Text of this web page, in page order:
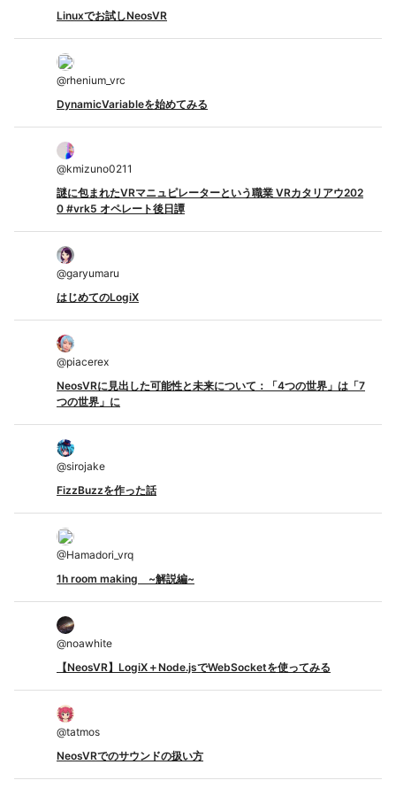
Linuxでお試しNeosVR
@rhenium_vrc
DynamicVariableを始めてみる
@kmizuno0211
謎に包まれたVRマニュピレーターという職業 VRカタリアウ202
0 #vrk5 オペレート後日譚
@garyumaru
はじめてのLogiX
@piacerex
NeosVRに見出した可能性と未来について：「4つの世界」は「7
つの世界」に
@sirojake
FizzBuzzを作った話
@Hamadori_vrq
1h room making ~解説編~
@noawhite
【NeosVR】LogiX＋Node.jsでWebSocketを使ってみる
@tatmos
NeosVRでのサウンドの扱い方